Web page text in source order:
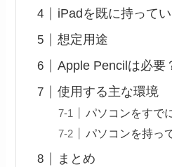
iPadを既に持って
想定用途
Apple Pencilは必要
使用する主な環境
パソコンをすで
パソコンを持っ
まとめ